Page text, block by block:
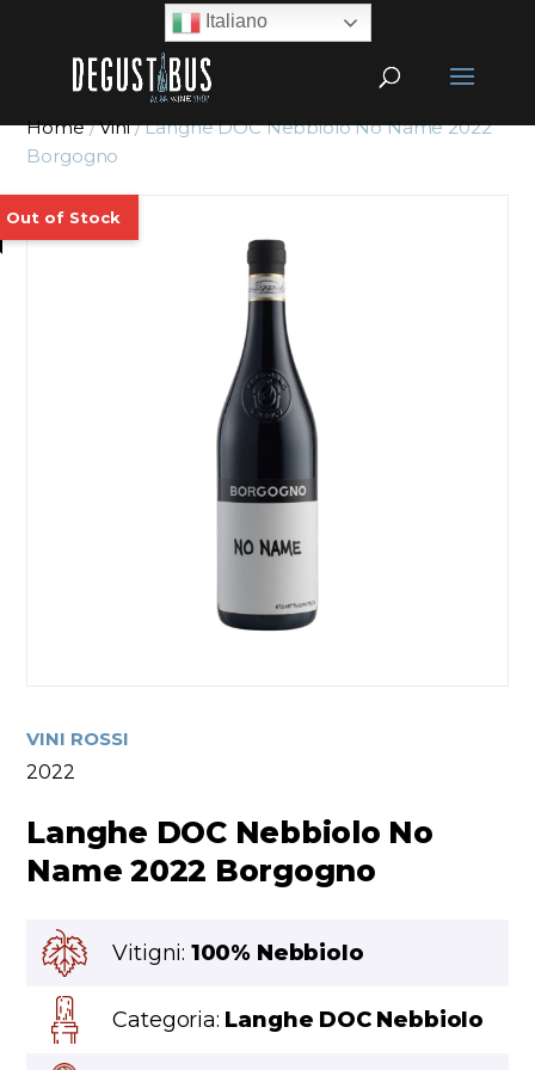
Home/Vini/ Langhe DOC Nebbiolo No Name 2022
Borgogno
VINI ROSSI
2022
Langhe DOC Nebbiolo No
Name 2022 Borgogno
Vitigni: 100% Nebbiolo
Categoria: Langhe DOC Nebbiolo
Italiano